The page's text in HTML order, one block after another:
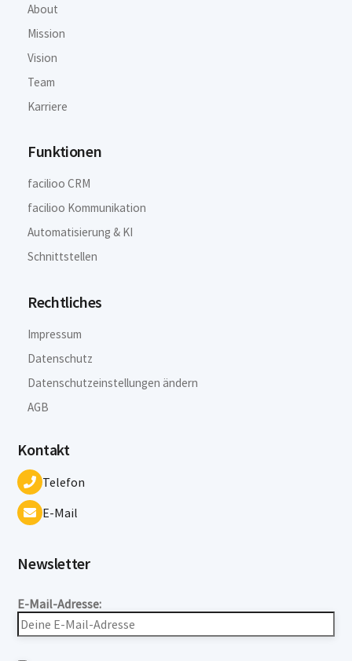
About
Mission
Vision
Team
Karriere
Funktionen
facilioo CRM
facilioo Kommunikation
Automatisierung & KI
Schnittstellen
Rechtliches
Impressum
Datenschutz
Datenschutzeinstellungen ändern
AGB
Kontakt
Telefon
E-Mail
Newsletter
E-Mail-Adresse: